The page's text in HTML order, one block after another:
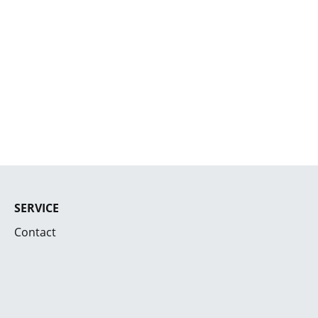
SERVICE
Contact